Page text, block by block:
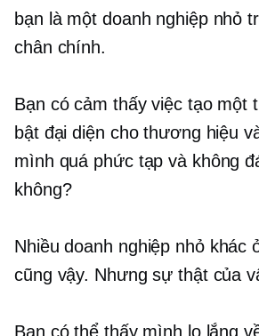
bạn là một doanh nghiệp nhỏ
chân chính.
Bạn có cảm thấy việc tạo một
bật đại diện cho thương hiệu
mình quá phức tạp và không
không?
Nhiều doanh nghiệp nhỏ khác
cũng vậy. Nhưng sự thật của
Bạn có thể thấy mình lo lắng